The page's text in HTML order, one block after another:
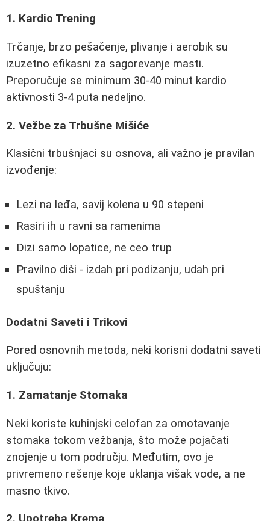
1. Kardio Trening
Trčanje, brzo pešačenje, plivanje i aerobik su
izuzetno efikasni za sagorevanje masti.
Preporučuje se minimum 30-40 minut kardio
aktivnosti 3-4 puta nedeljno.
2. Vežbe za Trbušne Mišiće
Klasični trbušnjaci su osnova, ali važno je pravilan
izvođenje:
Lezi na leđa, savij kolena u 90 stepeni
Rasiri ih u ravni sa ramenima
Dizi samo lopatice, ne ceo trup
Pravilno diši - izdah pri podizanju, udah pri
spuštanju
Dodatni Saveti i Trikovi
Pored osnovnih metoda, neki korisni dodatni saveti
uključuju:
1. Zamatanje Stomaka
Neki koriste kuhinjski celofan za omotavanje
stomaka tokom vežbanja, što može pojačati
znojenje u tom području. Međutim, ovo je
privremeno rešenje koje uklanja višak vode, a ne
masno tkivo.